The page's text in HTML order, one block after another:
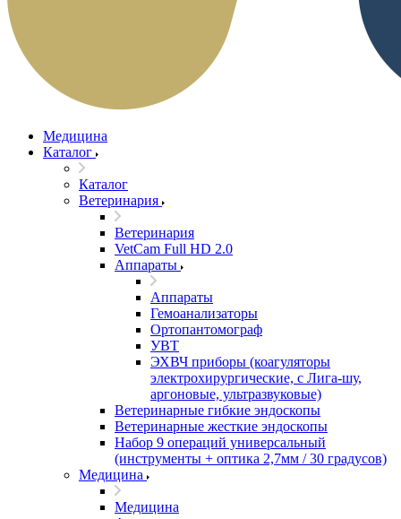
Медицина
Каталог
Каталог
Ветеринария
Ветеринария
VetCam Full HD 2.0
Аппараты
Аппараты
Гемоанализаторы
Ортопантомограф
УВТ
ЭХВЧ приборы (коагуляторы
электрохирургические, с Лига-шу,
аргоновые, ультразвуковые)
Ветеринарные гибкие эндоскопы
Ветеринарные жесткие эндоскопы
Набор 9 операций универсальный
(инструменты + оптика 2,7мм / 30 градусов)
Медицина
Медицина